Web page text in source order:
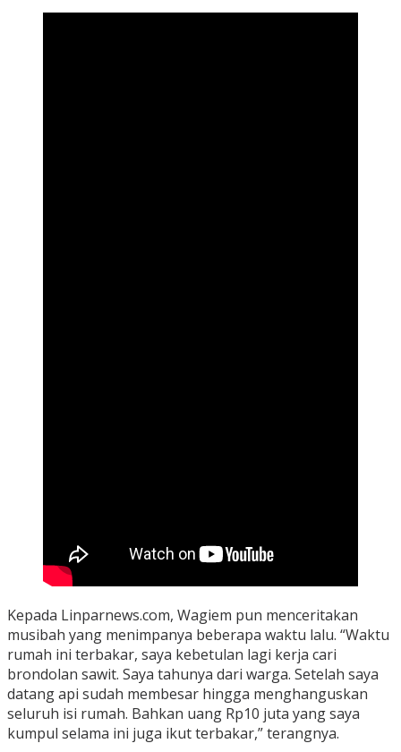
Kepada Linparnews.com, Wagiem pun menceritakan
musibah yang menimpanya beberapa waktu lalu. “Waktu
rumah ini terbakar, saya kebetulan lagi kerja cari
brondolan sawit. Saya tahunya dari warga. Setelah saya
datang api sudah membesar hingga menghanguskan
seluruh isi rumah. Bahkan uang Rp10 juta yang saya
kumpul selama ini juga ikut terbakar,” terangnya.